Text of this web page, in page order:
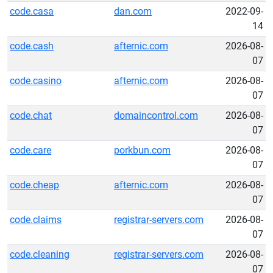
code.casa dan.com
2022-09-
14
code.cash
afternic.com
2026-08-
07
code.casino
afternic.com
2026-08-
07
code.chat
domaincontrol.com
2026-08-
07
code.care
porkbun.com
2026-08-
07
code.cheap
afternic.com
2026-08-
07
code.claims
registrar-servers.com
2026-08-
07
code.cleaning
registrar-servers.com
2026-08-
07